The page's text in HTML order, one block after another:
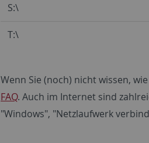
S:\
T:\
Wenn Sie (noch) nicht wissen,
FAQ. Auch im Internet sind
"Windows", "Netzlaufwerk